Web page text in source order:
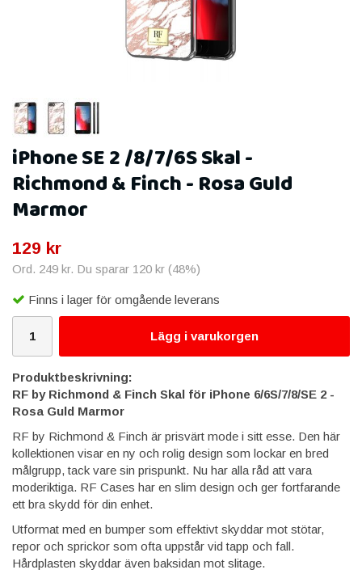
iPhone SE 2 /8/7/6S Skal -
Richmond & Finch - Rosa Guld
Marmor
129 kr
Ord. 249 kr. Du sparar 120 kr (48%)
Finns i lager för omgående leverans
Lägg i varukorgen
Produktbeskrivning:
RF by Richmond & Finch Skal för iPhone 6/6S/7/8/SE 2 -
Rosa Guld Marmor
RF by Richmond & Finch är prisvärt mode i sitt esse. Den här
kollektionen visar en ny och rolig design som lockar en bred
målgrupp, tack vare sin prispunkt. Nu har alla råd att vara
moderiktiga. RF Cases har en slim design och ger fortfarande
ett bra skydd för din enhet.
Utformat med en bumper som effektivt skyddar mot stötar,
repor och sprickor som ofta uppstår vid tapp och fall.
Hårdplasten skyddar även baksidan mot slitage.